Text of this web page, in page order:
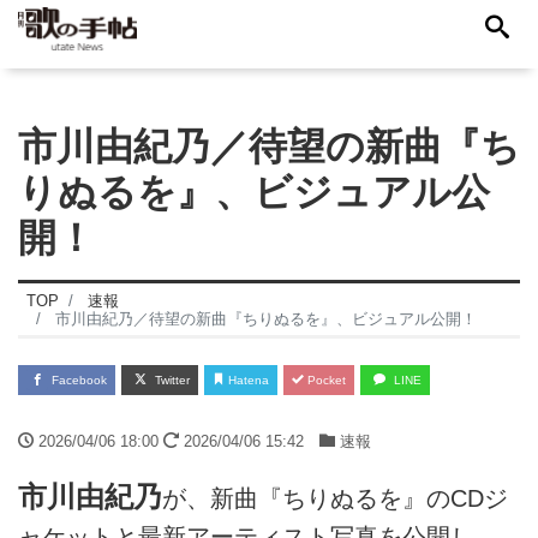
市川由紀乃／待望の新曲『ち
りぬるを』、ビジュアル公
開！
TOP
速報
市川由紀乃／待望の新曲『ちりぬるを』、ビジュアル公開！
Facebook Twitter Hatena Pocket LINE
2026/04/06 18:00 2026/04/06 15:42 速報
市川由紀乃が、新曲『ちりぬるを』のCDジ